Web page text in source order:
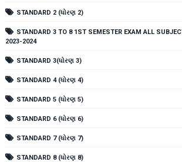
STANDARD 2 (ધોરણ 2)
STANDARD 3 TO 8 1ST SEMESTER EXAM ALL
2023-2024
STANDARD 3(ધોરણ 3)
STANDARD 4 (ધોરણ 4)
STANDARD 5 (ધોરણ 5)
STANDARD 6 (ધોરણ 6)
STANDARD 7 (ધોરણ 7)
STANDARD 8 (ધોરણ 8)